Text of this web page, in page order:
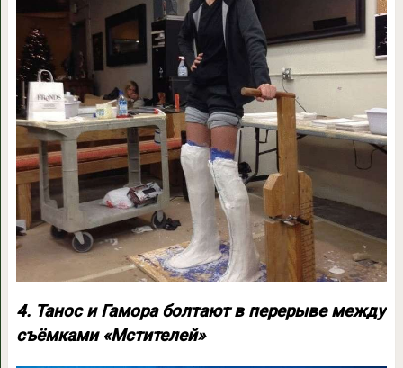
4. Танос и Гамора болтают в перерыве между
съёмками «Мстителей»